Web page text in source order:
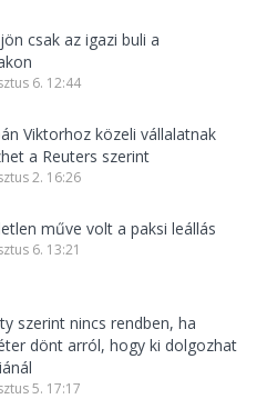
csak az igazi buli a
6. 12:44
Viktorhoz közeli vállalatnak
a Reuters szerint
2. 16:26
műve volt a paksi leállás
6. 13:21
szerint nincs rendben, ha
dönt arról, hogy ki dolgozhat
5. 17:17